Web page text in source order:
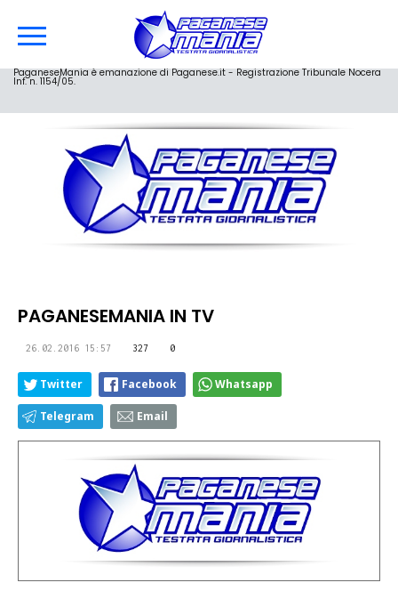
PaganeseMania è emanazione di Paganese.it - Registrazione Tribunale Nocera
Inf. n. 1154/05.
PAGANESEMANIA IN TV
26.02.2016 15:57 327 0
Twitter Facebook Whatsapp
Telegram Email